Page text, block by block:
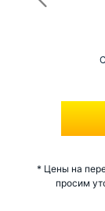
* Цены на
просим